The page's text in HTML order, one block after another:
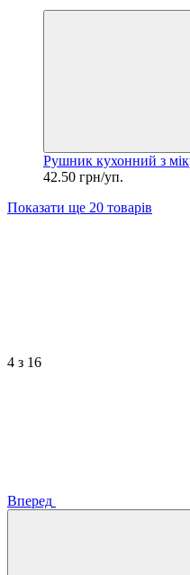
Рушник кухонний з
42.50 грн/уп.
Показати ще 20 товарів
4 з 16
Вперед